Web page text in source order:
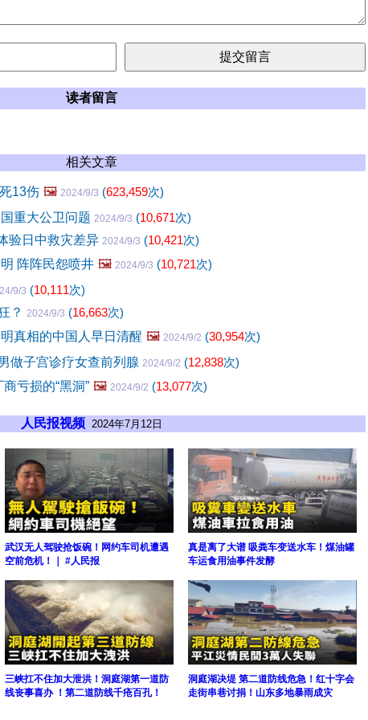
读者留言
相关文章
13伤 🖼️ 2024/9/3 (623,459次)
重大公卫问题 2024/9/3 (10,671次)
验日中救灾差异 2024/9/3 (10,421次)
阵阵民怨喷井 🖼️ 2024/9/3 (10,721次)
9/3 (10,111次)
？ 2024/9/3 (16,663次)
真相的中国人早日清醒 🖼️ 2024/9/2 (30,954次)
做子宫诊疗女查前列腺 2024/9/2 (12,838次)
亏损的“黑洞” 🖼️ 2024/9/2 (13,077次)
人民报视频 2024年7月12日
武汉无人驾驶抢饭碗！网约车司机遭遇
空前危机！｜ #人民报
真是离了大谱 吸粪车变送水车！煤油罐
车运食用油事件发酵
三峡扛不住加大泄洪！洞庭湖第一道防
线丧事喜办 ！第二道防线千疮百孔！
洞庭湖决堤 第二道防线危急！红十字会
走街串巷讨捐！山东多地暴雨成灾